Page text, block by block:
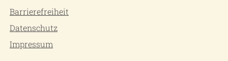
Barrierefreiheit
Datenschutz
Impressum